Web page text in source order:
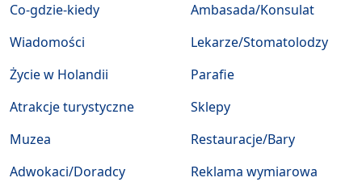
Co-gdzie-kiedy
Wiadomości
Życie w Holandii
Atrakcje turystyczne
Muzea
Ambasada/Konsulat
Lekarze/Stomatolodzy
Parafie
Sklepy
Restauracje/Bary
Adwokaci/Doradcy
Reklama wymiarowa